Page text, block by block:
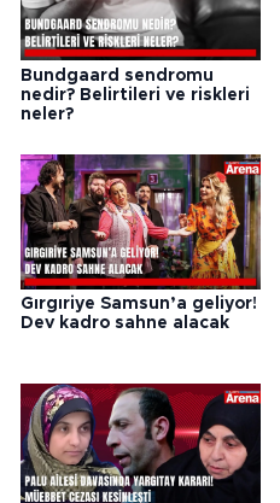
Bundgaard sendromu
nedir? Belirtileri ve riskleri
neler?
Gırgıriye Samsun’a geliyor!
Dev kadro sahne alacak